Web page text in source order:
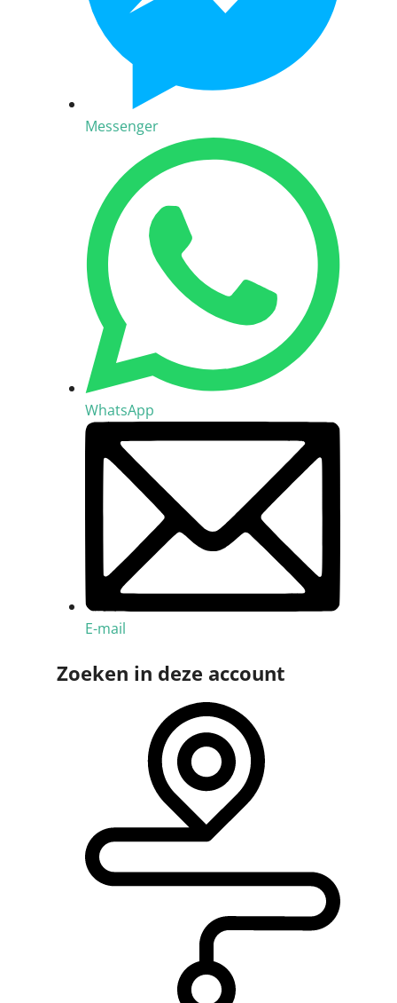
Messenger
WhatsApp
E-mail
Zoeken in deze account